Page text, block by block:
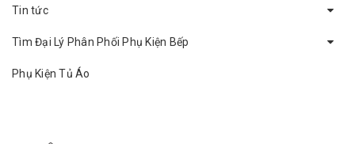
Tin tức
Tìm Đại Lý Phân Phối Phụ Kiện Bếp
Phụ Kiện Tủ Áo